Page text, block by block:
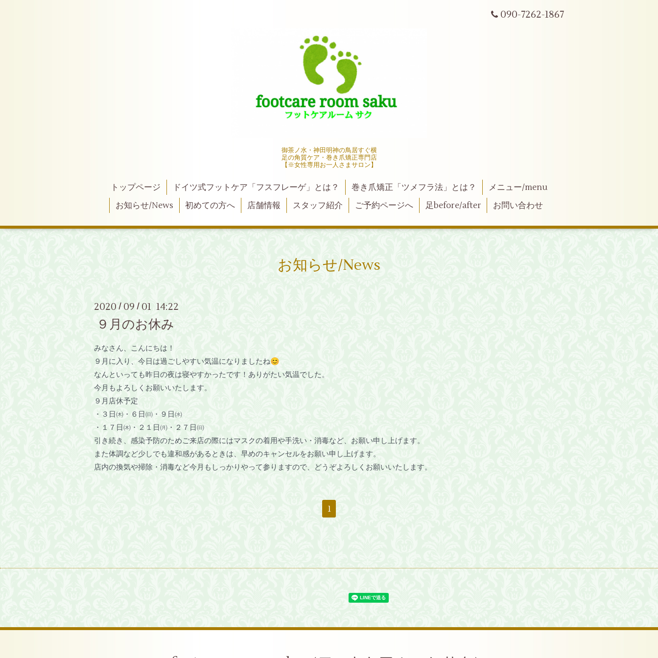
090-7262-1867
御茶ノ水・神田明神の鳥居すぐ横
足の角質ケア・巻き爪矯正専門店
【※女性専用お一人さまサロン】
トップページ ドイツ式フットケア「フスフレーゲ」とは？ 巻き爪矯正「ツメフラ法」とは？
メニュー/menu
お知らせ/News
初めての方へ 店舗情報 スタッフ紹介 ご予約ページへ 足before/after お問い合わせ
お知らせ/News
2020 / 09 / 01 14:22
９月のお休み
みなさん、こんにちは！
９月に入り、今日は過ごしやすい気温になりましたね😊
なんといっても昨日の夜は寝やすかったです！ありがたい気温でした。
今月もよろしくお願いいたします。
９月店休予定
・３日㈭・６日㈰・９日㈬
・１７日㈭・２１日㈪・２７日㈰
引き続き、感染予防のためご来店の際にはマスクの着用や手洗い・消毒など、お願い申し上げます。
また体調など少しでも違和感があるときは、早めのキャンセルをお願い申し上げます。
店内の換気や掃除・消毒など今月もしっかりやって参りますので、どうぞよろしくお願いいたします。
1